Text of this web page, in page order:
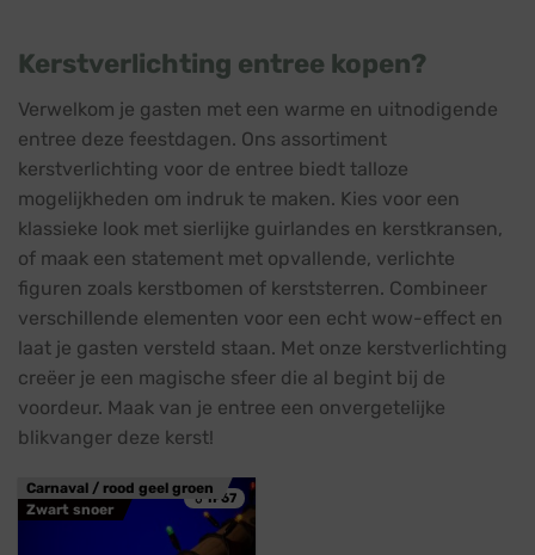
Kerstverlichting entree kopen?
Verwelkom je gasten met een warme en uitnodigende
entree deze feestdagen. Ons assortiment
kerstverlichting voor de entree biedt talloze
mogelijkheden om indruk te maken. Kies voor een
klassieke look met sierlijke guirlandes en kerstkransen,
of maak een statement met opvallende, verlichte
figuren zoals kerstbomen of kerststerren. Combineer
verschillende elementen voor een echt wow-effect en
laat je gasten versteld staan. Met onze kerstverlichting
creëer je een magische sfeer die al begint bij de
voordeur. Maak van je entree een onvergetelijke
blikvanger deze kerst!
💧 IP67
Carnaval / rood geel groen
Zwart snoer